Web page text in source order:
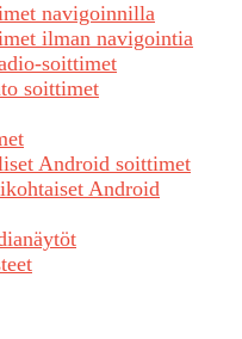
navigoinnilla
ilman navigointia
soittimet
soittimet
Android soittimet
Android